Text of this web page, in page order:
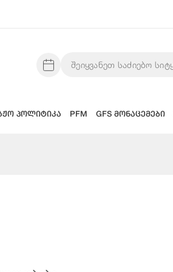
პოლიტიკა PFM GFS მონაცემები